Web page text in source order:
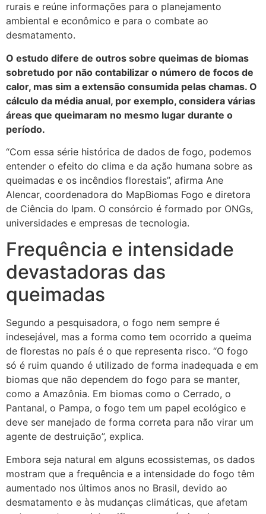
rurais e reúne informações para o planejamento
ambiental e econômico e para o combate ao
desmatamento.
O estudo difere de outros sobre queimas de biomas
sobretudo por não contabilizar o número de focos de
calor, mas sim a extensão consumida pelas chamas. O
cálculo da média anual, por exemplo, considera várias
áreas que queimaram no mesmo lugar durante o
período.
“Com essa série histórica de dados de fogo, podemos
entender o efeito do clima e da ação humana sobre as
queimadas e os incêndios florestais”, afirma Ane
Alencar, coordenadora do MapBiomas Fogo e diretora
de Ciência do Ipam. O consórcio é formado por ONGs,
universidades e empresas de tecnologia.
Frequência e intensidade
devastadoras das
queimadas
Segundo a pesquisadora, o fogo nem sempre é
indesejável, mas a forma como tem ocorrido a queima
de florestas no país é o que representa risco. “O fogo
só é ruim quando é utilizado de forma inadequada e em
biomas que não dependem do fogo para se manter,
como a Amazônia. Em biomas como o Cerrado, o
Pantanal, o Pampa, o fogo tem um papel ecológico e
deve ser manejado de forma correta para não virar um
agente de destruição”, explica.
Embora seja natural em alguns ecossistemas, os dados
mostram que a frequência e a intensidade do fogo têm
aumentado nos últimos anos no Brasil, devido ao
desmatamento e às mudanças climáticas, que afetam